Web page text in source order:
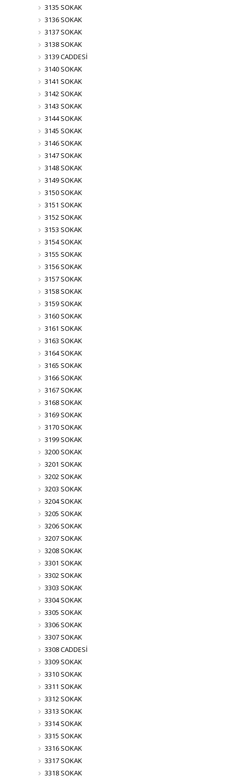
3135 SOKAK
3136 SOKAK
3137 SOKAK
3138 SOKAK
3139 CADDESİ
3140 SOKAK
3141 SOKAK
3142 SOKAK
3143 SOKAK
3144 SOKAK
3145 SOKAK
3146 SOKAK
3147 SOKAK
3148 SOKAK
3149 SOKAK
3150 SOKAK
3151 SOKAK
3152 SOKAK
3153 SOKAK
3154 SOKAK
3155 SOKAK
3156 SOKAK
3157 SOKAK
3158 SOKAK
3159 SOKAK
3160 SOKAK
3161 SOKAK
3163 SOKAK
3164 SOKAK
3165 SOKAK
3166 SOKAK
3167 SOKAK
3168 SOKAK
3169 SOKAK
3170 SOKAK
3199 SOKAK
3200 SOKAK
3201 SOKAK
3202 SOKAK
3203 SOKAK
3204 SOKAK
3205 SOKAK
3206 SOKAK
3207 SOKAK
3208 SOKAK
3301 SOKAK
3302 SOKAK
3303 SOKAK
3304 SOKAK
3305 SOKAK
3306 SOKAK
3307 SOKAK
3308 CADDESİ
3309 SOKAK
3310 SOKAK
3311 SOKAK
3312 SOKAK
3313 SOKAK
3314 SOKAK
3315 SOKAK
3316 SOKAK
3317 SOKAK
3318 SOKAK